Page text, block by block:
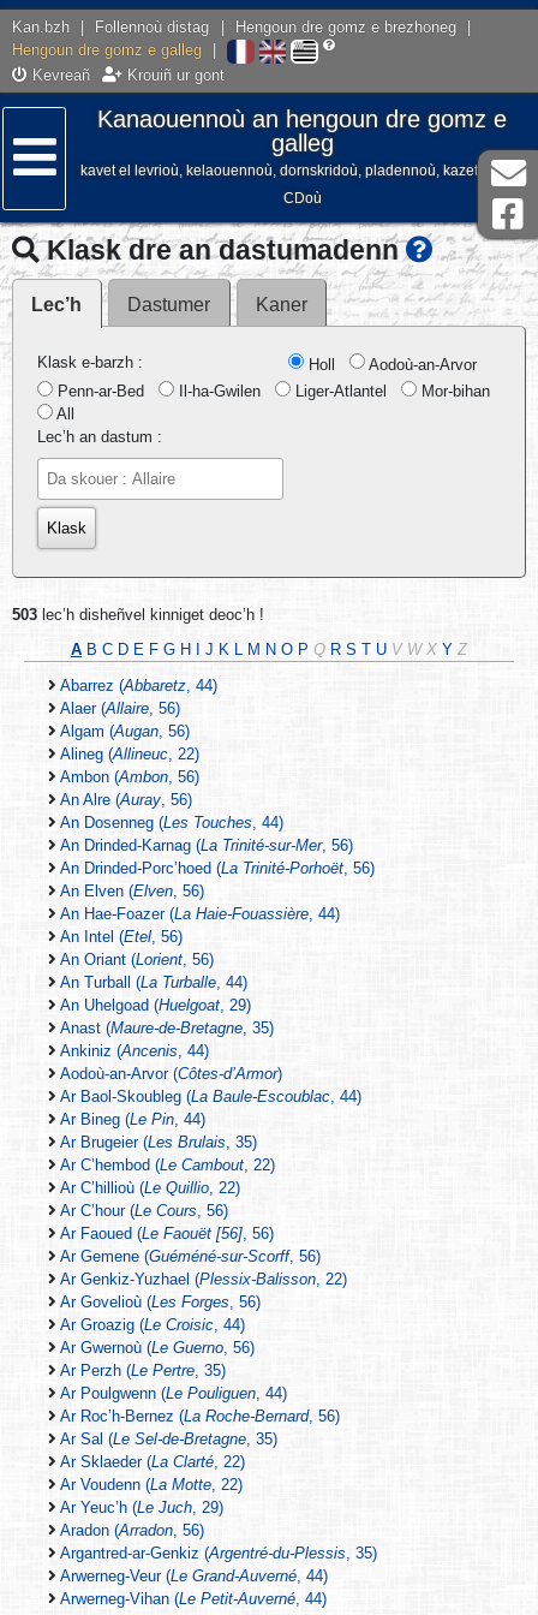
Kan.bzh Follennoù distag Hengoun dre gomz e brezhoneg
Hengoun dre gomz e galleg
Kevreañ
Krouiñ ur gont
Lañser
Kanaouennoù an hengoun dre gomz e
galleg
kavet el levrioù, kelaouennoù, dornskridoù, pladennoù, kazetennoù,
CDoù
Klask dre an dastumadenn
Lec’h Dastumer Kaner
Klask e-barzh : Holl
Aodoù-an-Arvor
Penn-ar-Bed
Il-ha-Gwilen Liger-Atlantel
Mor-bihan
All
Lec’h an dastum :
503 lec’h disheñvel kinniget deoc’h !
A B C D E F G H J K L M N O P Q R S T U V W X Y Z
Abarrez (Abbaretz, 44)
Alaer (Allaire, 56)
Algam (Augan, 56)
Alineg (Allineuc, 22)
Ambon (Ambon, 56)
An Alre (Auray, 56)
An Dosenneg (Les Touches, 44)
An Drinded-Karnag (La Trinité-sur-Mer, 56)
An Drinded-Porc’hoed (La Trinité-Porhoët, 56)
An Elven (Elven, 56)
An Hae-Foazer (La Haie-Fouassière, 44)
An Intel (Etel, 56)
An Oriant (Lorient, 56)
An Turball (La Turballe, 44)
An Uhelgoad (Huelgoat, 29)
Anast (Maure-de-Bretagne, 35)
Ankiniz (Ancenis, 44)
Aodoù-an-Arvor (Côtes-d’Armor)
Ar Baol-Skoubleg (La Baule-Escoublac, 44)
Ar Bineg (Le Pin, 44)
Ar Brugeier (Les Brulais, 35)
Ar C’hembod (Le Cambout, 22)
Ar C’hillioù (Le Quillio, 22)
Ar C’hour (Le Cours, 56)
Ar Faoued (Le Faouët [56], 56)
Ar Gemene (Guéméné-sur-Scorff, 56)
Ar Genkiz-Yuzhael (Plessix-Balisson, 22)
Ar Govelioù (Les Forges, 56)
Ar Groazig (Le Croisic, 44)
Ar Gwernoù (Le Guerno, 56)
Ar Perzh (Le Pertre, 35)
Ar Poulgwenn (Le Pouliguen, 44)
Ar Roc’h-Bernez (La Roche-Bernard, 56)
Ar Sal (Le Sel-de-Bretagne, 35)
Ar Sklaeder (La Clarté, 22)
Ar Voudenn (La Motte, 22)
Ar Yeuc’h (Le Juch, 29)
Aradon (Arradon, 56)
Argantred-ar-Genkiz (Argentré-du-Plessis, 35)
Arwerneg-Veur (Le Grand-Auverné, 44)
Arwerneg-Vihan (Le Petit-Auverné, 44)